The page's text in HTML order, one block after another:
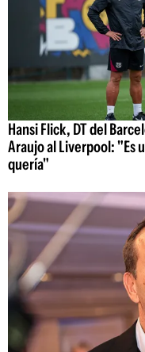
Hansi Flick, DT del
Araujo al Liverpool: "Es
quería"